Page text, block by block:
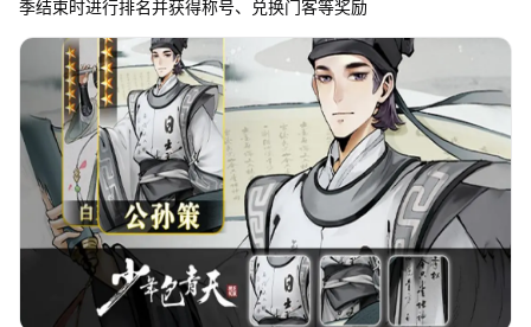
季结束时进行排名并获得称号、兑换门客等奖励